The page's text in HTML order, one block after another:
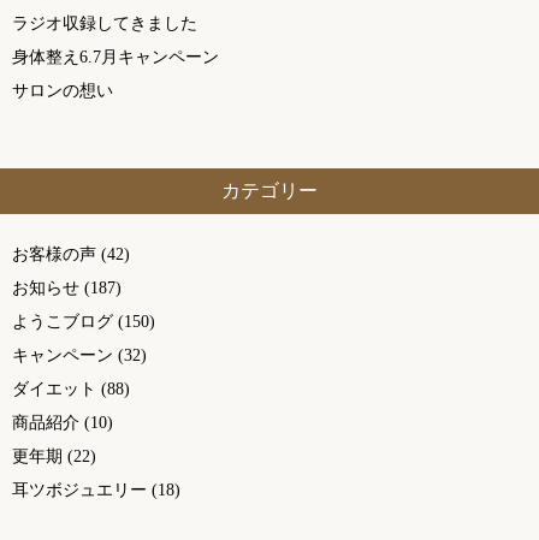
ラジオ収録してきました
身体整え6.7月キャンペーン
サロンの想い
カテゴリー
お客様の声 (42)
お知らせ (187)
ようこブログ (150)
キャンペーン (32)
ダイエット (88)
商品紹介 (10)
更年期 (22)
耳ツボジュエリー (18)